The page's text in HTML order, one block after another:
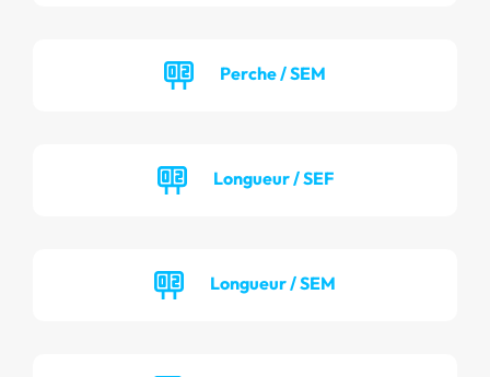
Perche / SEM
Longueur / SEF
Longueur / SEM